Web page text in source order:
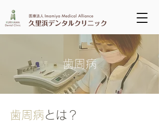
歯周病
歯周病とは？